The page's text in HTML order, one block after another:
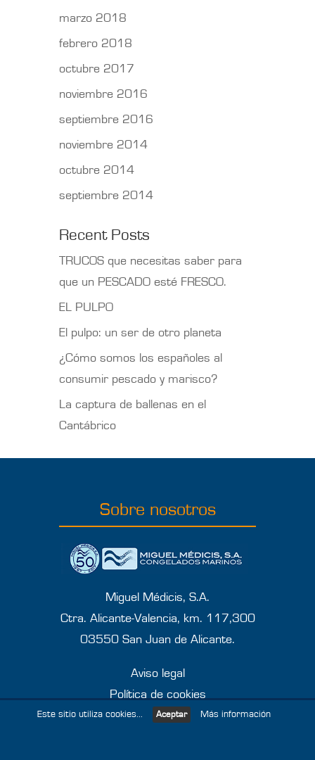
Este sitio utiliza cookies... Aceptar Más información
marzo 2018
febrero 2018
octubre 2017
noviembre 2016
septiembre 2016
noviembre 2014
octubre 2014
septiembre 2014
Recent Posts
TRUCOS que necesitas saber para
que un PESCADO esté FRESCO.
EL PULPO
El pulpo: un ser de otro planeta
¿Cómo somos los españoles al
consumir pescado y marisco?
La captura de ballenas en el
Cantábrico
Sobre nosotros
Miguel Médicis, S.A.
Ctra. Alicante-Valencia, km. 117,300
03550 San Juan de Alicante.
Aviso legal
Política de cookies
Política de protección de datos